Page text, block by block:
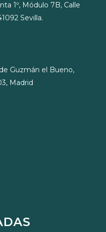
1º, Módulo 7B, Calle
Sevilla.
Guzmán el Bueno,
Madrid